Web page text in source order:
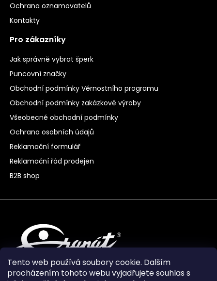
Tento web používá soubory cookie. Dalším
procházením tohoto webu vyjadřujete souhlas s
Ochrana oznamovatelů
Kontakty
Pro zákazníky
Jak správně vybrat šperk
Puncovní značky
Obchodní podmínky Věrnostního programu
Obchodní podmínky zakázkové výroby
Všeobecné obchodní podmínky
Ochrana osobních údajů
Reklamační formulář
Reklamační řád prodejen
B2B shop